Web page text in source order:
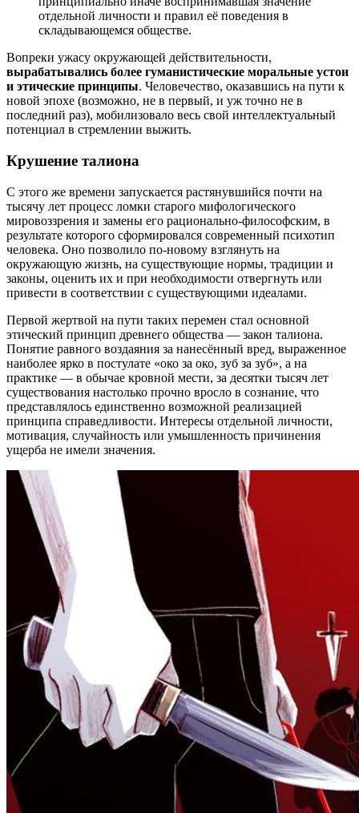
отдельной личности и правил её поведения в
складывающемся обществе.
Вопреки ужасу окружающей действительности,
вырабатывались более гуманистические моральные устои
и этические принципы. Человечество, оказавшись на пути к
новой эпохе (возможно, не в первый, и уж точно не в
последний раз), мобилизовало весь свой интеллектуальный
потенциал в стремлении выжить.
Крушение талиона
С этого же времени запускается растянувшийся почти на
тысячу лет процесс ломки старого мифологического
мировоззрения и замены его рационально-философским, в
результате которого сформировался современный психотип
человека. Оно позволило по-новому взглянуть на
окружающую жизнь, на существующие нормы, традиции и
законы, оценить их и при необходимости отвергнуть или
привести в соответствии с существующими идеалами.
Первой жертвой на пути таких перемен стал основной
этический принцип древнего общества — закон талиона.
Понятие равного воздаяния за нанесённый вред, выраженное
наиболее ярко в постулате «око за око, зуб за зуб», а на
практике — в обычае кровной мести, за десятки тысяч лет
существования настолько прочно вросло в сознание, что
представлялось единственно возможной реализацией
принципа справедливости. Интересы отдельной личности,
мотивация, случайность или умышленность причинения
ущерба не имели значения.